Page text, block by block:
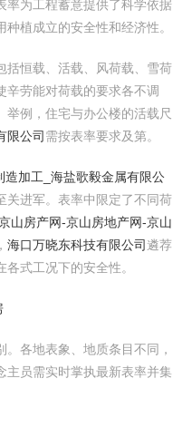
率为工程蓄意提供了科学依据
植成立的安全性和经济性。
括恒载、活载、风荷载、雪荷
辛劳能对荷载的要求各不调
举例，住宅与办公楼的活载尺
限公司 需按表率要求及第。
加工_海盐歌毅金属有限公
关进军。表率中限定了不同荷
山房产网-京山房地产网-京山
海口万晓东科技有限公司遴荐
式工况下的安全性。
各地表象、地质条目不同，
主员需实时掌执最新表率并集